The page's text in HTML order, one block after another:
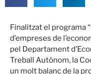
Finalitzat el programa
d’empreses de
pel Departament
Treball Autònom, la
un molt balanç de la